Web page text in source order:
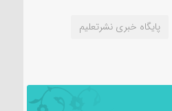
پایگاه خبری نشرتعلیم